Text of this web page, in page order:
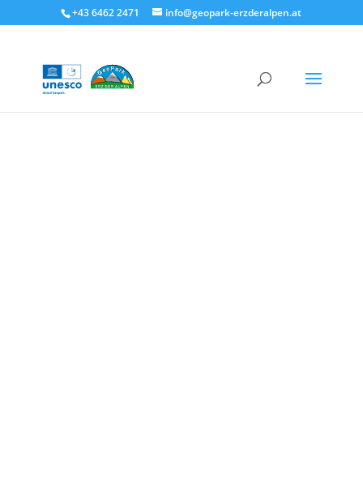
+43 6462 2471 info@geopark-erzderalpen.at